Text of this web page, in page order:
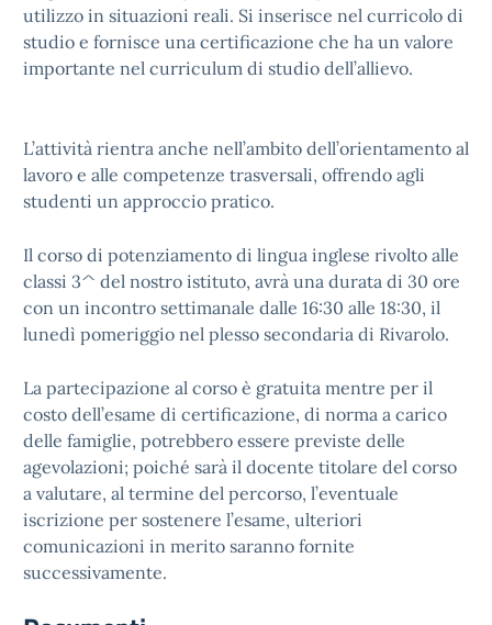
utilizzo in situazioni reali. Si inserisce nel curricolo di
studio e fornisce una certificazione che ha un valore
importante nel curriculum di studio dell’allievo.
L’attività rientra anche nell’ambito dell’orientamento al
lavoro e alle competenze trasversali, offrendo agli
studenti un approccio pratico.
Il corso di potenziamento di lingua inglese rivolto alle
classi 3^ del nostro istituto, avrà una durata di 30 ore
con un incontro settimanale dalle 16:30 alle 18:30, il
lunedì pomeriggio nel plesso secondaria di Rivarolo.
La partecipazione al corso è gratuita mentre per il
costo dell’esame di certificazione, di norma a carico
delle famiglie, potrebbero essere previste delle
agevolazioni; poiché sarà il docente titolare del corso
a valutare, al termine del percorso, l’eventuale
iscrizione per sostenere l’esame, ulteriori
comunicazioni in merito saranno fornite
successivamente.